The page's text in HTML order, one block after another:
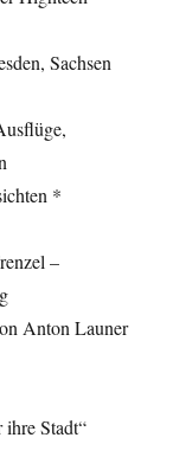
Sachsen
*
–
Anton Launer
ihre Stadt“